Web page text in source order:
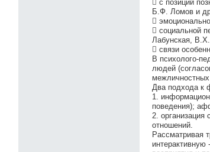
 с позиций
Б.Ф. Ломов и

 социальной
Лабунская,
 связи
В психолого-
людей
Два подхода к
1.
поведения);
2.
отношений.
Рассматривая